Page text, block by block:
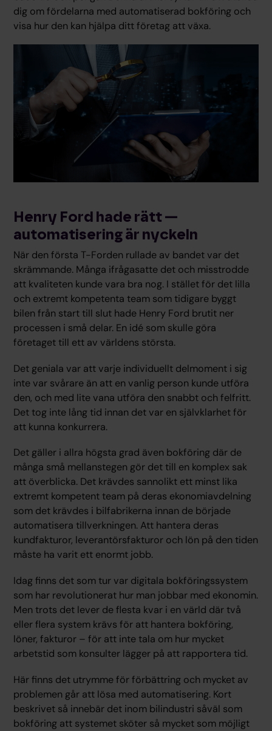
dig om fördelarna med automatiserad bokföring och
visa hur den kan hjälpa ditt företag att växa.
Henry Ford hade rätt —
automatisering är nyckeln
När den första T-Forden rullade av bandet var det
skrämmande. Många ifrågasatte det och misstrodde
att kvaliteten kunde vara bra nog. I stället för det lilla
och extremt kompetenta team som tidigare byggt
bilen från start till slut hade Henry Ford brutit ner
processen i små delar. En idé som skulle göra
företaget till ett av världens största.
Det geniala var att varje individuellt delmoment i sig
inte var svårare än att en vanlig person kunde utföra
den, och med lite vana utföra den snabbt och felfritt.
Det tog inte lång tid innan det var en självklarhet för
att kunna konkurrera.
Det gäller i allra högsta grad även bokföring där de
många små mellanstegen gör det till en komplex sak
att överblicka. Det krävdes sannolikt ett minst lika
extremt kompetent team på deras ekonomiavdelning
som det krävdes i bilfabrikerna innan de började
automatisera tillverkningen. Att hantera deras
kundfakturor, leverantörsfakturor och lön på den tiden
måste ha varit ett enormt jobb.
Idag finns det som tur var digitala bokföringssystem
som har revolutionerat hur man jobbar med ekonomin.
Men trots det lever de flesta kvar i en värld där två
eller flera system krävs för att hantera bokföring,
löner, fakturor – för att inte tala om hur mycket
arbetstid som konsulter lägger på att rapportera tid.
Här finns det utrymme för förbättring och mycket av
problemen går att lösa med automatisering. Kort
beskrivet så innebär det inom bilindustri såväl som
bokföring att systemet sköter så mycket som möjligt